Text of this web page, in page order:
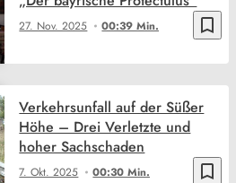
bookmark_border
27. Nov. 2025 00:39 Min.
bookmark_border
7. Okt. 2025 00:30 Min.
Verkehrsunfall auf der Süßer
Höhe – Drei Verletzte und
hoher Sachschaden